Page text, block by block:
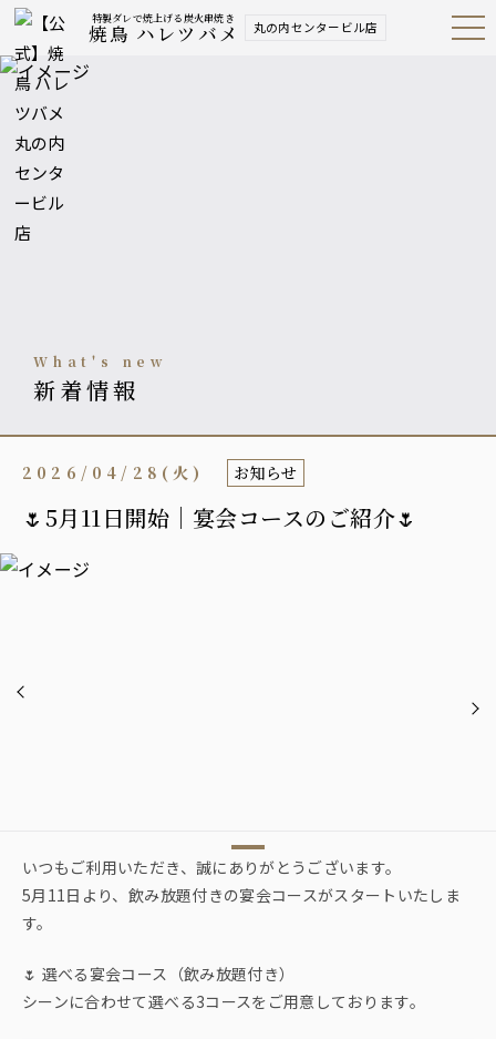
特製ダレで焼上げる炭火串焼き
焼鳥 ハレツバメ 丸の内センタービル店 Open
Navig
what's new
新着情報
🌷5月11日開始｜宴会コースのご紹介🌷
2026/04/28(火) お知らせ
いつもご利用いただき、誠にありがとうございます。
5月11日より、飲み放題付きの宴会コースがスタートいたしま
す。
🌷 選べる宴会コース（飲み放題付き）
シーンに合わせて選べる3コースをご用意しております。